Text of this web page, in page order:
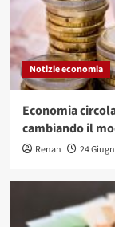
Notizie economia
Economia
cambiando il
Renan 24